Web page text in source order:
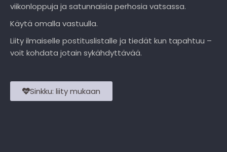
viikonloppuja ja satunnaisia perhosia vatsassa.
Käytä omalla vastuulla.
Liity ilmaiselle postituslistalle ja tiedät kun tapahtuu –
voit kohdata jotain sykähdyttävää.
Sinkku: liity mukaan